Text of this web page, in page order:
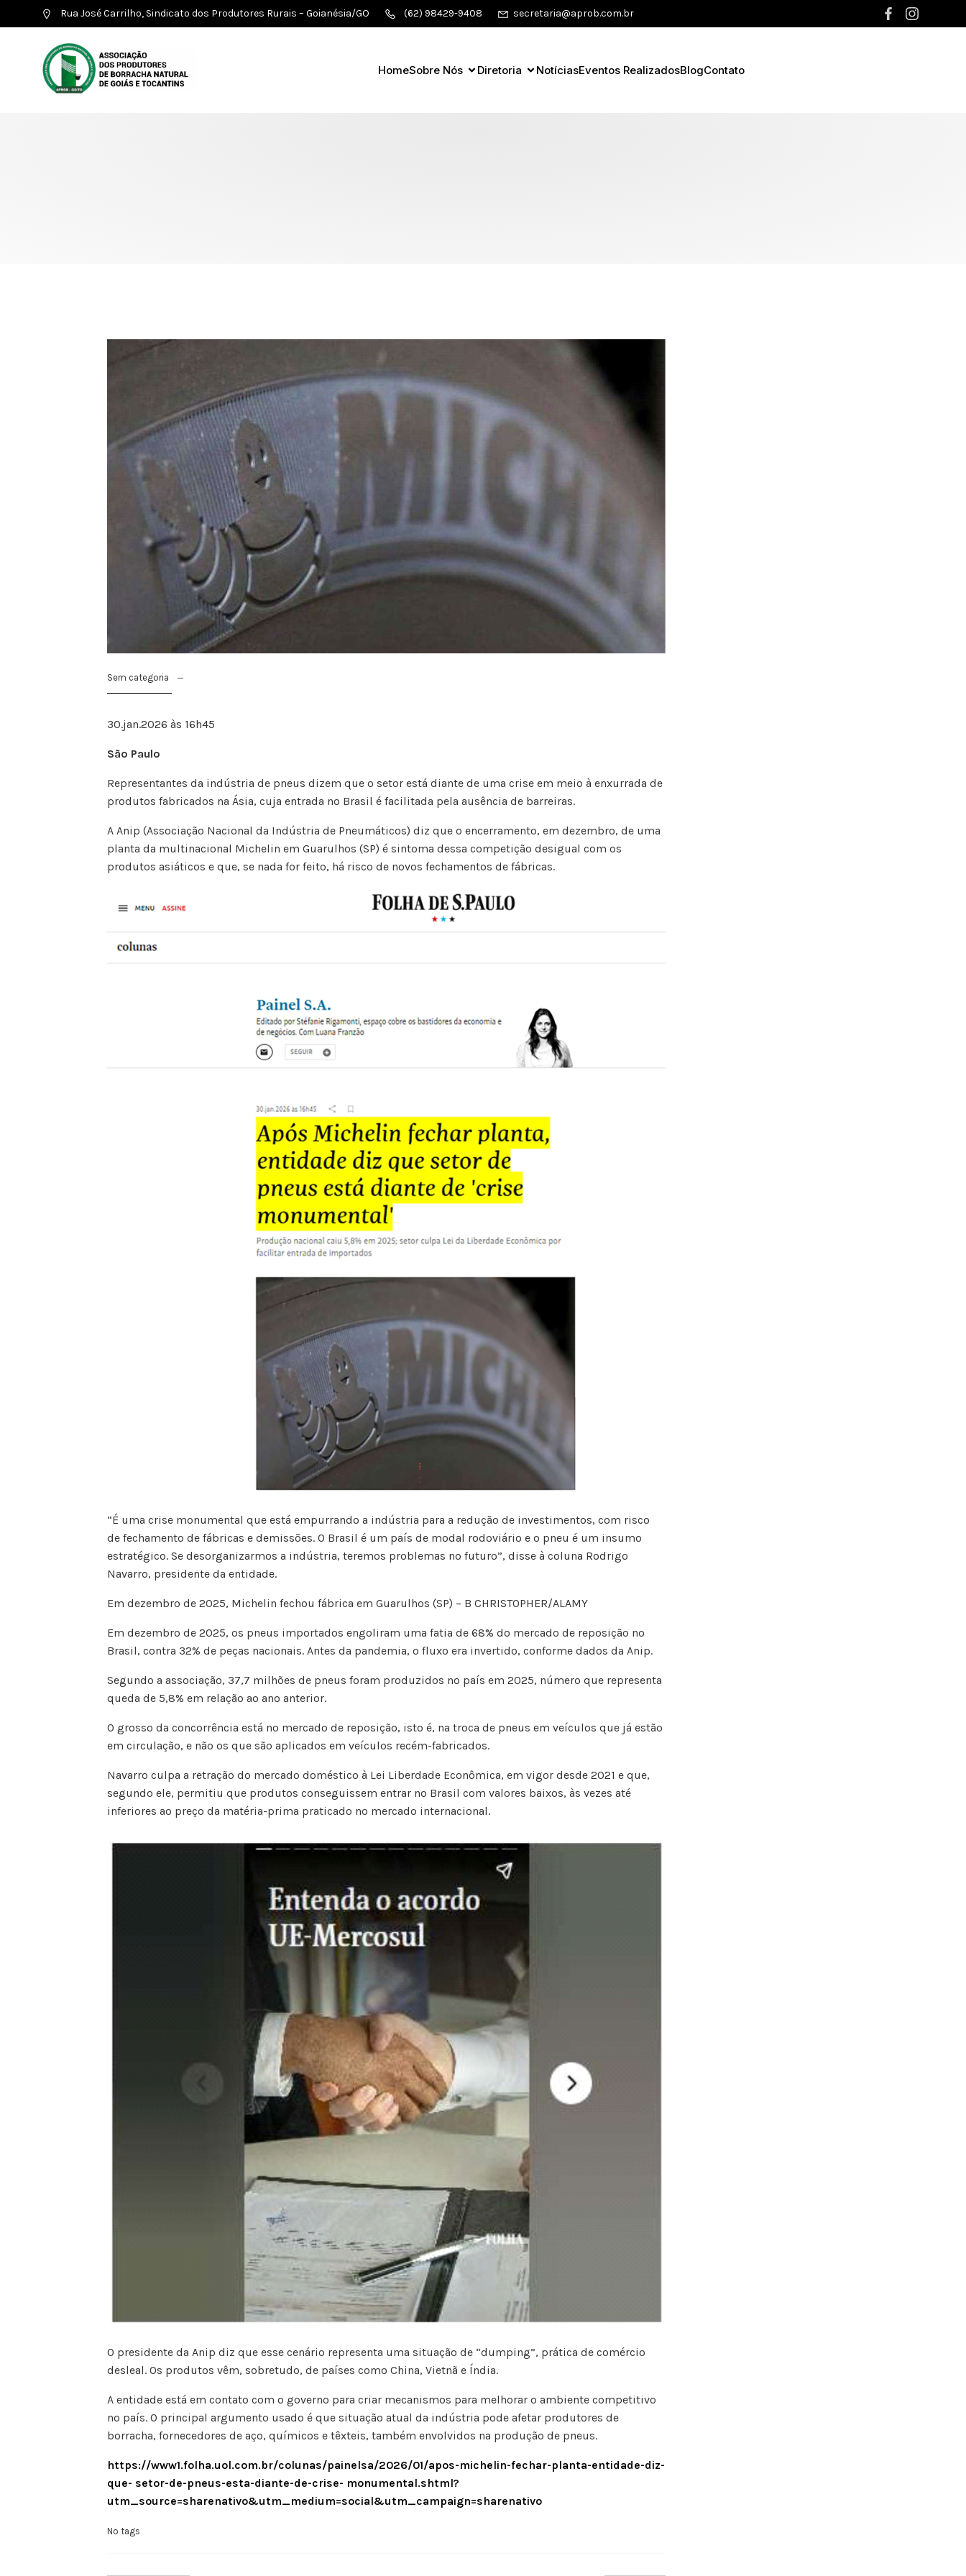
Rua José Carrilho, Sindicato dos Produtores Rurais – Goianésia/GO (62) 98429-9408 secretaria@aprob.com.br
HomeSobre Nós Diretoria NotíciasEventos RealizadosBlogContato
Sem categoria
30.jan.2026 às 16h45
São Paulo
Representantes da indústria de pneus dizem que o setor está diante de uma crise em meio à enxurrada de
produtos fabricados na Ásia, cuja entrada no Brasil é facilitada pela ausência de barreiras.
A Anip (Associação Nacional da Indústria de Pneumáticos) diz que o encerramento, em dezembro, de uma
planta da multinacional Michelin em Guarulhos (SP) é sintoma dessa competição desigual com os
produtos asiáticos e que, se nada for feito, há risco de novos fechamentos de fábricas.
“É uma crise monumental que está empurrando a indústria para a redução de investimentos, com risco
de fechamento de fábricas e demissões. O Brasil é um país de modal rodoviário e o pneu é um insumo
estratégico. Se desorganizarmos a indústria, teremos problemas no futuro”, disse à coluna Rodrigo
Navarro, presidente da entidade.
Em dezembro de 2025, Michelin fechou fábrica em Guarulhos (SP) – B CHRISTOPHER/ALAMY
Em dezembro de 2025, os pneus importados engoliram uma fatia de 68% do mercado de reposição no
Brasil, contra 32% de peças nacionais. Antes da pandemia, o fluxo era invertido, conforme dados da Anip.
Segundo a associação, 37,7 milhões de pneus foram produzidos no país em 2025, número que representa
queda de 5,8% em relação ao ano anterior.
O grosso da concorrência está no mercado de reposição, isto é, na troca de pneus em veículos que já estão
em circulação, e não os que são aplicados em veículos recém-fabricados.
Navarro culpa a retração do mercado doméstico à Lei Liberdade Econômica, em vigor desde 2021 e que,
segundo ele, permitiu que produtos conseguissem entrar no Brasil com valores baixos, às vezes até
inferiores ao preço da matéria-prima praticado no mercado internacional.
O presidente da Anip diz que esse cenário representa uma situação de “dumping”, prática de comércio
desleal. Os produtos vêm, sobretudo, de países como China, Vietnã e Índia.
A entidade está em contato com o governo para criar mecanismos para melhorar o ambiente competitivo
no país. O principal argumento usado é que situação atual da indústria pode afetar produtores de
borracha, fornecedores de aço, químicos e têxteis, também envolvidos na produção de pneus.
https://www1.folha.uol.com.br/colunas/painelsa/2026/01/apos-michelin-fechar-planta-entidade-diz-
que- setor-de-pneus-esta-diante-de-crise- monumental.shtml?
utm_source=sharenativo&utm_medium=social&utm_campaign=sharenativo
No tags